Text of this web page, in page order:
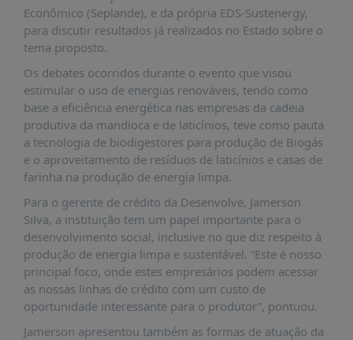
DADOS
PARLAMENTAR
SOBRE
A
FRENTE
MATERIAIS
CURSOS
E
EVENTOS
INSCRIÇÕES
MATERIAIS
DISPONÍVEIS
Econômico (Seplande), e da própria EDS-Sustenergy,
para discutir resultados já realizados no Estado sobre o
tema proposto.
Os debates ocorridos durante o evento que visou
estimular o uso de energias renováveis, tendo como
base a eficiência energética nas empresas da cadeia
produtiva da mandioca e de laticínios, teve como pauta
a tecnologia de biodigestores para produção de Biogás
e o aproveitamento de resíduos de laticínios e casas de
farinha na produção de energia limpa.
Para o gerente de crédito da Desenvolve, Jamerson
Silva, a instituição tem um papel importante para o
desenvolvimento social, inclusive no que diz respeito à
produção de energia limpa e sustentável. “Este é nosso
principal foco, onde estes empresários podem acessar
as nossas linhas de crédito com um custo de
oportunidade interessante para o produtor”, pontuou.
Jamerson apresentou também as formas de atuação da